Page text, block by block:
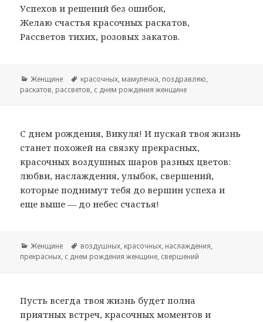
Успехов и решений без ошибок,
Желаю счастья красочных раскатов,
Рассветов тихих, розовых закатов.
Рубрики
Женщине Метки
красочных, мамулечка, поздравляю,
раскатов, рассветов, с днем рождения женщине
С днем рождения, Викуля! И пускай твоя жизнь
станет похожей на связку прекрасных,
красочных воздушных шаров разных цветов:
любви, наслаждения, улыбок, свершений,
которые поднимут тебя до вершин успеха и
еще выше — до небес счастья!
Рубрики
Женщине Метки
воздушных, красочных, наслаждения,
прекрасных, с днем рождения женщине, свершений
Пусть всегда твоя жизнь будет полна
приятных встреч, красочных моментов и